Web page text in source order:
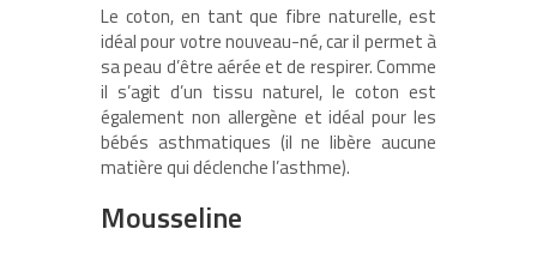
Le coton, en tant que fibre naturelle, est
idéal pour votre nouveau-né, car il permet à
sa peau d’être aérée et de respirer. Comme
il s’agit d’un tissu naturel, le coton est
également non allergène et idéal pour les
bébés asthmatiques (il ne libère aucune
matière qui déclenche l’asthme).
Mousseline